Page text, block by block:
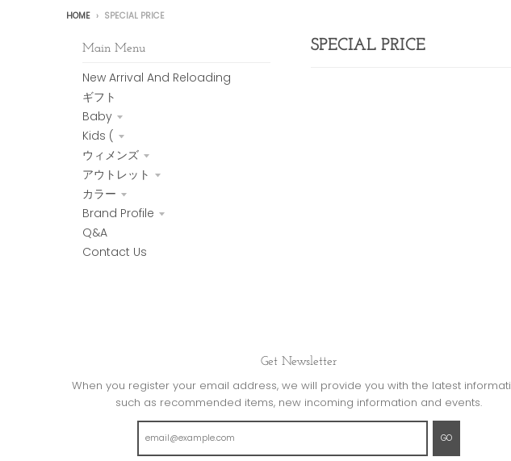
HOME › SPECIAL PRICE
SPECIAL PRICE
Main Menu
New Arrival And Reloading
ギフト
Baby
Kids (
ウィメンズ
アウトレット
カラー
Brand Profile
Q&A
Contact Us
Get Newsletter
When you register your email address, we will provide you with the latest
such as recommended items, new incoming information and events.
GO